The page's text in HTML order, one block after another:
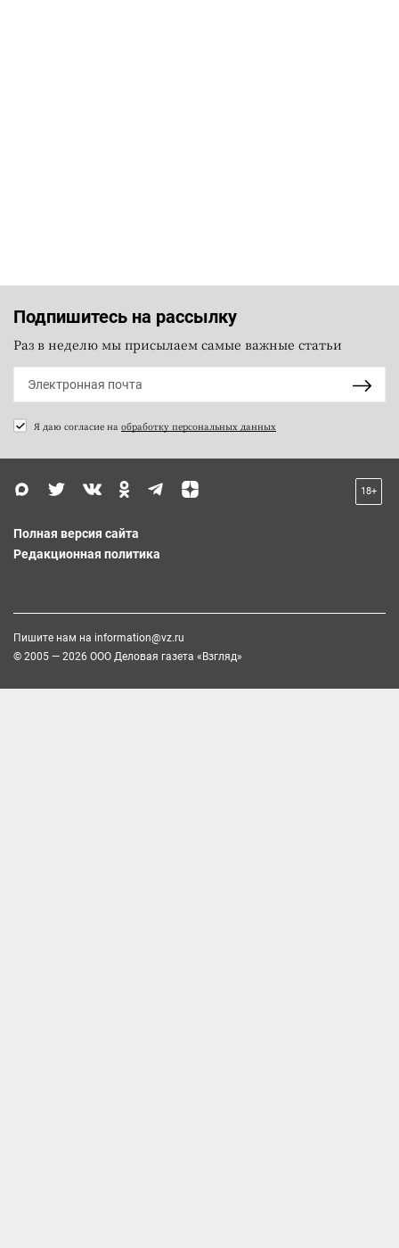
Подпишитесь на рассылку
Раз в неделю мы присылаем самые важные статьи
Я даю согласие на обработку персональных данных
18+
Полная версия сайта
Редакционная политика
Пишите нам на information@vz.ru
© 2005 — 2026 ООО Деловая газета «Взгляд»